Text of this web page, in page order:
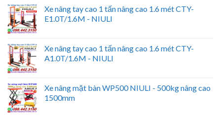
Xe nâng tay cao 1 tấn nâng cao 1.6 mét CTY-
E1.0T/1.6M - NIULI
Xe nâng tay cao 1 tấn nâng cao 1.6 mét CTY-
A1.0T/1.6M - NIULI
Xe nâng mặt bàn WP500 NIULI - 500kg nâng cao
1500mm